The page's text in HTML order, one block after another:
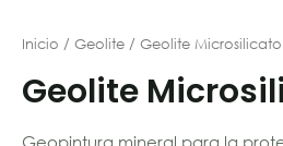
Inicio / Geolite / Geolite Microsilicato
Geolite
Geopintura mineral para la